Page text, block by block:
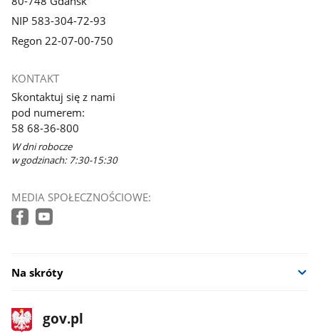
NIP 583-304-72-93
Regon 22-07-00-750
KONTAKT
Skontaktuj się z nami
pod numerem:
58 68-36-800
W dni robocze
w godzinach: 7:30-15:30
MEDIA SPOŁECZNOŚCIOWE:
Na skróty
stopka
gov.pl
Strona
gov.pl